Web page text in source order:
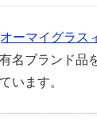
ーマイグラス
名ブランド品
います。